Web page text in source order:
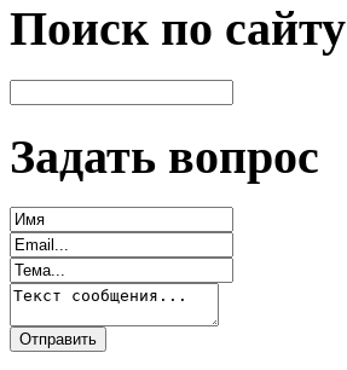
Поиск по сайту
Задать вопрос